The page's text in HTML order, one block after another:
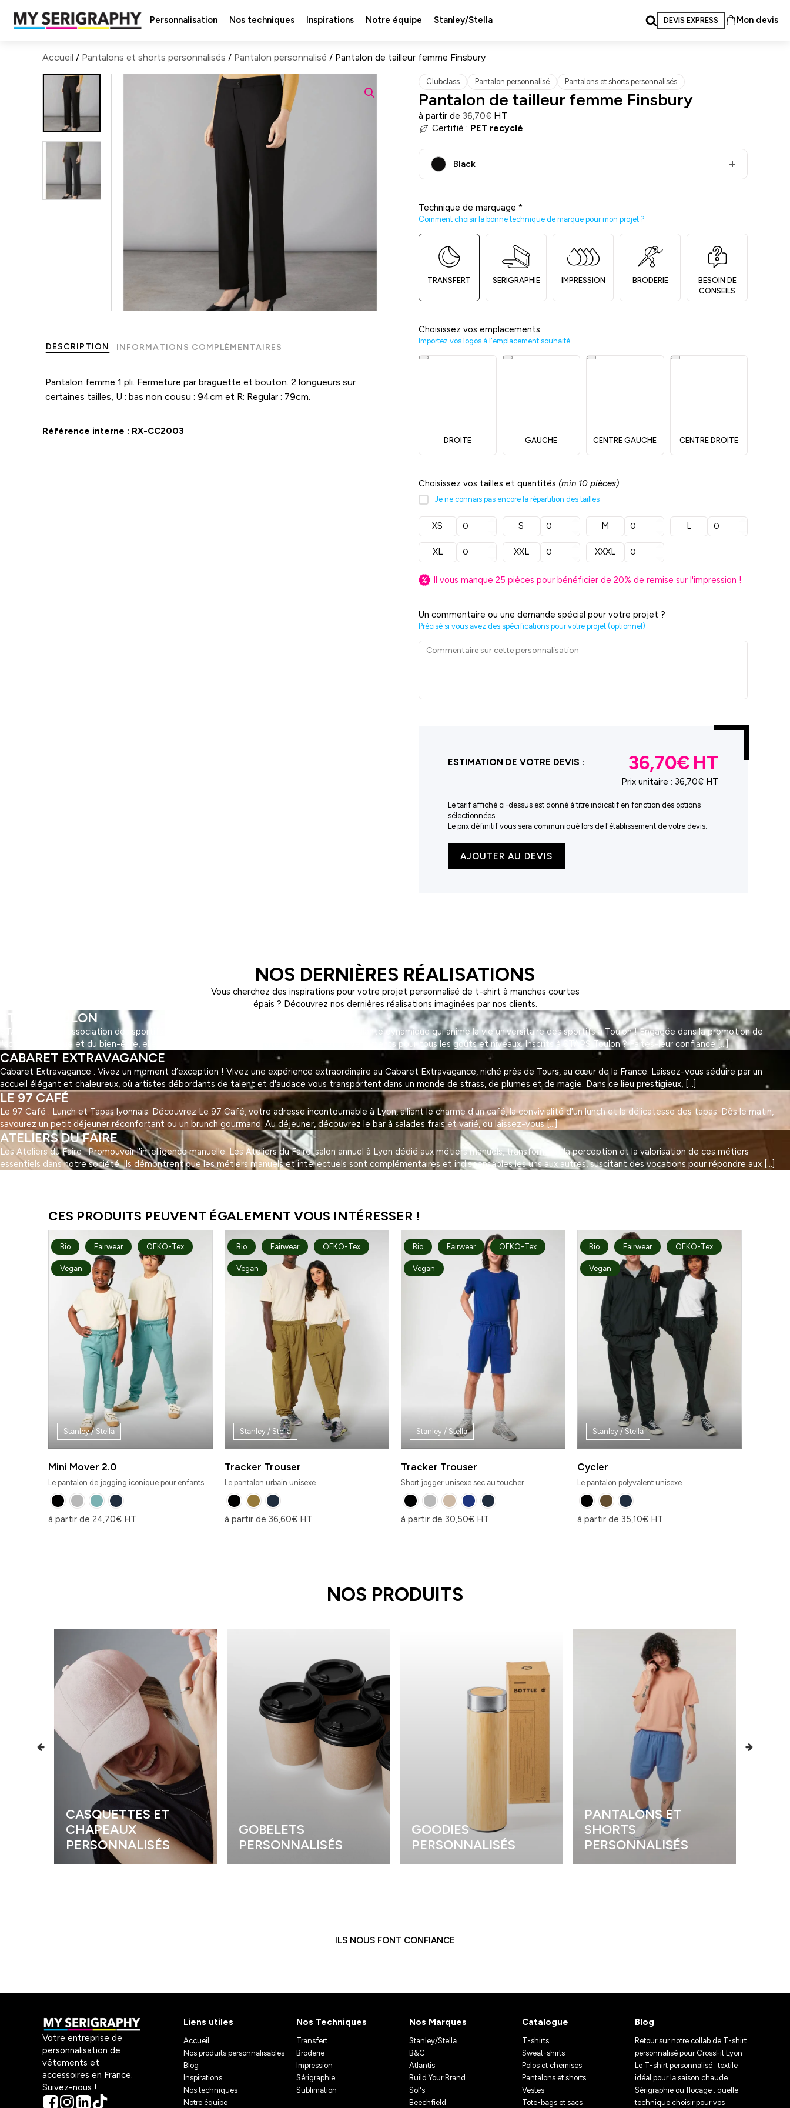
Personnalisation Nos techniques Inspirations Notre équipe Stanley/Stella DEVIS EXPRESS Mon devis
Accueil / Pantalons et shorts personnalisés / Pantalon personnalisé / Pantalon de tailleur femme Finsbury
DESCRIPTION INFORMATIONS COMPLÉMENTAIRES
Pantalon femme 1 pli. Fermeture par braguette et bouton. 2 longueurs sur
certaines tailles, U : bas non cousu : 94cm et R: Regular : 79cm.
Référence interne : RX-CC2003
Clubclass Pantalon personnalisé Pantalons et shorts personnalisés
Pantalon de tailleur femme Finsbury
à partir de 36,70€ HT
Certifié : PET recyclé
Black
Technique de marquage *
Comment choisir la bonne technique de marque pour mon projet ?
TRANSFERT SERIGRAPHIE IMPRESSION BRODERIE
BESOIN DE
CONSEILS
Choisissez vos emplacements
Importez vos logos à l'emplacement souhaité
DROITE GAUCHE CENTRE GAUCHE CENTRE DROITE
Choisissez vos tailles et quantités (min 10 pièces)
Je ne connais pas encore la répartition des tailles
XS S M L
XL XXL XXXL
Il vous manque 25 pièces pour bénéficier de 20% de remise sur l'impression !
Un commentaire ou une demande spécial pour votre projet ?
Précisé si vous avez des spécifications pour votre projet (optionnel)
ESTIMATION DE VOTRE DEVIS : 36,70€
Prix unitaire : 36,70€ HT
Le tarif affiché ci-dessus est donné à titre indicatif en fonction des options
sélectionnées.
Le prix définitif vous sera communiqué lors de l'établissement de votre devis.
quantité
AJOUTER AU DEVIS
NOS DERNIÈRES RÉALISATIONS
Vous cherchez des inspirations pour votre projet personnalisé de t-shirt à manches courtes
épais ? Découvrez nos dernières réalisations imaginées par nos clients.
STAPS TOULON
STAPS Toulon : l'association des sportifs ! Découvrez STAPS Toulon, une association étudiante dynamique qui anime la vie universitaire des sportifs à Toulon ! Engagée dans la promotion de
l'activité physique et du bien-être, elle offre une multitude d'activités sportives et d'événements pour tous les goûts et niveaux. Inscrits à STAPS Toulon ? Faites-leur confiance […]
CABARET EXTRAVAGANCE
Cabaret Extravagance : Vivez un moment d’exception ! Vivez une expérience extraordinaire au Cabaret Extravagance, niché près de Tours, au cœur de la France. Laissez-vous séduire par un
accueil élégant et chaleureux, où artistes débordants de talent et d'audace vous transportent dans un monde de strass, de plumes et de magie. Dans ce lieu prestigieux, […]
LE 97 CAFÉ
Le 97 Café : Lunch et Tapas lyonnais. Découvrez Le 97 Café, votre adresse incontournable à Lyon, alliant le charme d'un café, la convivialité d'un lunch et la délicatesse des tapas. Dès le matin,
savourez un petit déjeuner réconfortant ou un brunch gourmand. Au déjeuner, découvrez le bar à salades frais et varié, ou laissez-vous […]
ATELIERS DU FAIRE
Les Ateliers du Faire : Promouvoir l'intelligence manuelle. Les Ateliers du Faire, salon annuel à Lyon dédié aux métiers manuels, transforment la perception et la valorisation de ces métiers
essentiels dans notre société. Ils démontrent que les métiers manuels et intellectuels sont complémentaires et indispensables les uns aux autres, suscitant des vocations pour répondre aux […]
CES PRODUITS PEUVENT ÉGALEMENT VOUS INTÉRESSER !
Bio Fairwear OEKO-Tex
Vegan
Stanley / Stella
Mini Mover 2.0
Le pantalon de jogging iconique pour enfants
à partir de 24,70€ HT
Bio Fairwear OEKO-Tex
Vegan
Stanley / Stella
Tracker Trouser
Le pantalon urbain unisexe
à partir de 36,60€ HT
Bio Fairwear OEKO-Tex
Vegan
Stanley / Stella
Tracker Trouser
Short jogger unisexe sec au toucher
à partir de 30,50€ HT
Bio Fairwear OEKO-Tex
Vegan
Stanley / Stella
Cycler
Le pantalon polyvalent unisexe
à partir de 35,10€ HT
NOS PRODUITS
CASQUETTES ET
CHAPEAUX
PERSONNALISÉS
GOBELETS
PERSONNALISÉS
GOODIES
PERSONNALISÉS
PANTALONS ET
SHORTS
PERSONNALISÉS
ILS NOUS FONT CONFIANCE
Votre entreprise de
personnalisation de
vêtements et
accessoires en France.
Suivez-nous !
Liens utiles
Accueil
Nos produits personnalisables
Blog
Inspirations
Nos techniques
Notre équipe
Nos Techniques
Transfert
Broderie
Impression
Sérigraphie
Sublimation
Nos Marques
Stanley/Stella
B&C
Atlantis
Build Your Brand
Sol's
Beechfield
Catalogue
T-shirts
Sweat-shirts
Polos et chemises
Pantalons et shorts
Vestes
Tote-bags et sacs
Blog
Retour sur notre collab de T-shirt
personnalisé pour CrossFit Lyon
Le T-shirt personnalisé : textile
idéal pour la saison chaude
Sérigraphie ou flocage : quelle
technique choisir pour vos